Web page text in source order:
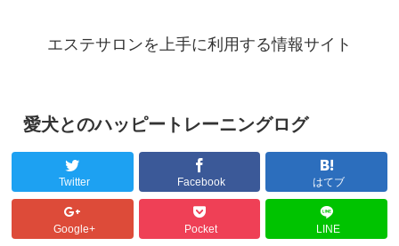
エステサロンを上手に利用する情報サイト
愛犬とのハッピートレーニングログ
Twitter Facebook はてブ
Google+ Pocket LINE